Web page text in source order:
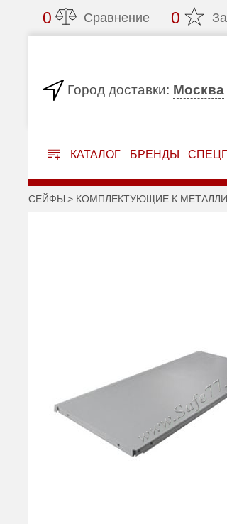
0 Сравнение 0
Город доставки: Москва
КАТАЛОГ БРЕНДЫ
СЕЙФЫ КОМПЛЕКТУЮЩИЕ К